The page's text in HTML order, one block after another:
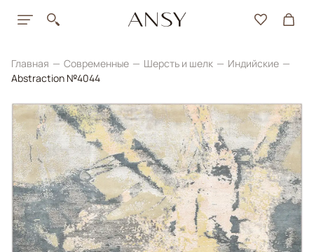
Главная Современные Шерсть и шелк
Индийские
Abstraction №4044